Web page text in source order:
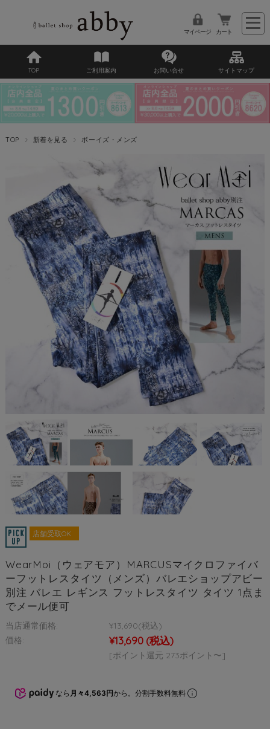
マイページ カート
TOP ご利用案内 お問い合せ サイトマップ
TOP 新着を見る ボーイズ・メンズ
店舗受取OK
WearMoi（ウェアモア）MARCUSマイクロファイバ
ーフットレスタイツ（メンズ）バレエショップアビー
別注 バレエ レギンス フットレスタイツ タイツ 1点ま
でメール便可
当店通常価格: ¥13,690(税込)
価格:
¥13,690 (税込)
[ポイント還元 273ポイント〜]
なら 月々4,563円から。分割手数料無料